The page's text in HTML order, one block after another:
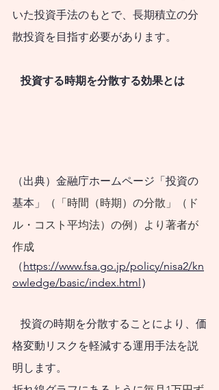
いた投資手法のもとで、長期積立の分
散投資を目指す必要があります。
   投資する時期を分散する効果とは
（出典）金融庁ホームページ「投資の
基本」
（「時間（時期）の分散」（ド
ル・コスト平均法）の例）より著者が
作成
（https://www.fsa.go.jp/policy/nisa2/kn
owledge/basic/index.html）
格変動リスクを軽減する運用手法を説
明します。